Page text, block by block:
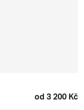
od 3 200 Kč